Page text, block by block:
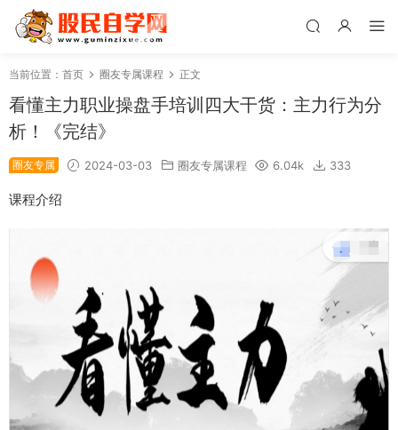
当前位置： 首页 圈友专属课程 正文
看懂主力职业操盘手培训四大干货：主力行为分
析！《完结》
圈友专属 2024-03-03 圈友专属课程 6.04k 333
课程介绍